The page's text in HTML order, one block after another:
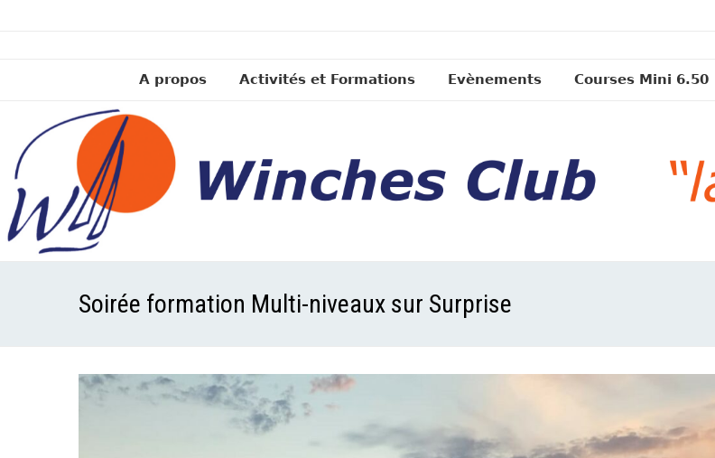
A propos Activités et Formations Evènements Courses Mini 6.50
Soirée formation Multi-niveaux sur Surprise